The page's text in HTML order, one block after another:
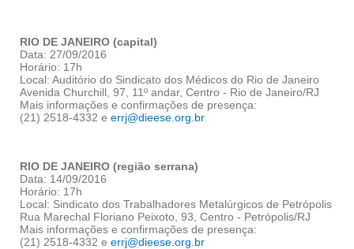
RIO DE JANEIRO (capital)
Data: 27/09/2016
Horário: 17h
Local: Auditório do Sindicato dos Médicos do Rio de Janeiro
Avenida Churchill, 97, 11º andar, Centro - Rio de Janeiro/RJ
Mais informações e confirmações de presença:
(21) 2518-4332 e errj@dieese.org.br
RIO DE JANEIRO (região serrana)
Data: 14/09/2016
Horário: 17h
Local: Sindicato dos Trabalhadores Metalúrgicos de Petrópolis
Rua Marechal Floriano Peixoto, 93, Centro - Petrópolis/RJ
Mais informações e confirmações de presença:
(21) 2518-4332 e errj@dieese.org.br